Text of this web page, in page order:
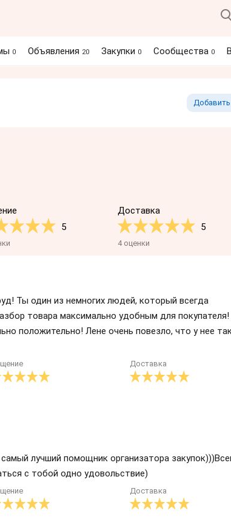
0 Объявления 20 Закупки 0 Сообщества 0
5
Доставка
5
4 оценки
Ты один из немногих людей, который всегда
товара максимально удобным для покупателя!
положительно! Лене очень повезло, что у нее
Доставка
лучший помощник организатора
с тобой одно удовольствие)
Доставка